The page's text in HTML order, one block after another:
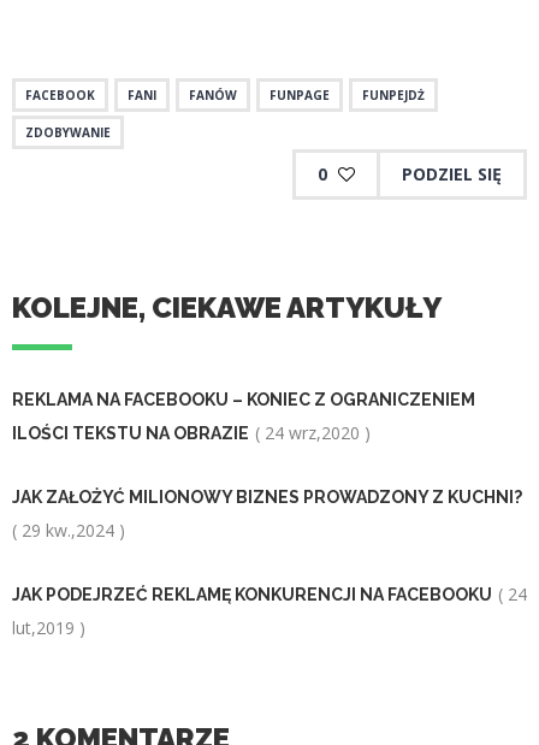
FACEBOOK FANI FANÓW FUNPAGE FUNPEJDŻ
ZDOBYWANIE
0 PODZIEL SIĘ
KOLEJNE, CIEKAWE ARTYKUŁY
REKLAMA NA FACEBOOKU – KONIEC Z OGRANICZENIEM
ILOŚCI TEKSTU NA OBRAZIE ( 24 wrz,2020 )
JAK ZAŁOŻYĆ MILIONOWY BIZNES PROWADZONY Z KUCHNI?
( 29 kw.,2024 )
JAK PODEJRZEĆ REKLAMĘ KONKURENCJI NA FACEBOOKU ( 24
lut,2019 )